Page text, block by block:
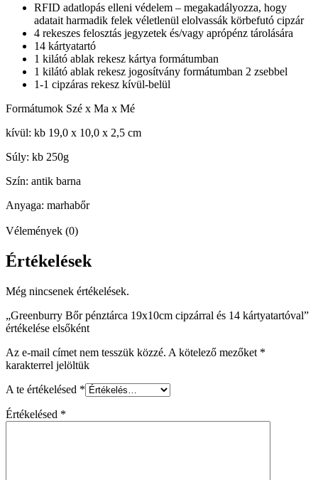
RFID adatlopás elleni védelem – megakadályozza, hogy
adatait harmadik felek véletlenül elolvassák körbefutó cipzár
4 rekeszes felosztás jegyzetek és/vagy aprópénz tárolására
14 kártyatartó
1 kilátó ablak rekesz kártya formátumban
1 kilátó ablak rekesz jogosítvány formátumban 2 zsebbel
1-1 cipzáras rekesz kívül-belül
Formátumok Szé x Ma x Mé
kívül: kb 19,0 x 10,0 x 2,5 cm
Súly: kb 250g
Szín: antik barna
Anyaga: marhabőr
Vélemények (0)
Értékelések
Még nincsenek értékelések.
„Greenburry Bőr pénztárca 19x10cm cipzárral és 14 kártyatartóval”
értékelése elsőként
Az e-mail címet nem tesszük közzé. A kötelező mezőket *
karakterrel jelöltük
A te értékelésed *
Értékelésed *